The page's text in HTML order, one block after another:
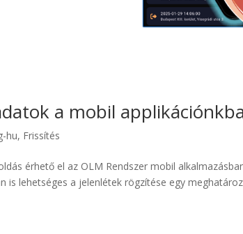
a mobil
hu, Frissítés
érhető el az OLM Rendszer mobil
is lehetséges a jelenlétek rögzítése egy